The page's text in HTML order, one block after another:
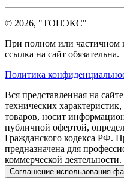
© 2026, "ТОПЭКС"
При полном или частичном
ссылка на сайт обязательна.
Политика
Вся представленная на
технических
товаров, носит
публичной офертой,
Гражданского кодекса РФ.
предназначена для
коммерческой деятельности.
Соглашение использования